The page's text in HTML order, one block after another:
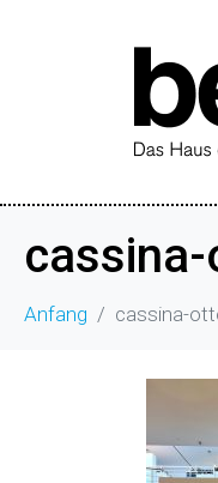
Anfang cassina-